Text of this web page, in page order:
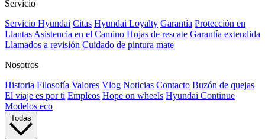
Servicio
Servicio Hyundai Citas Hyundai Loyalty Garantía Protección en
Llantas Asistencia en el Camino Hojas de rescate Garantía extendida
Llamados a revisión Cuidado de pintura mate⁠
Nosotros
Historia Filosofía Valores Vlog Noticias Contacto Buzón de quejas
El viaje es por ti Empleos Hope on wheels Hyundai Continue
Modelos eco
Todas